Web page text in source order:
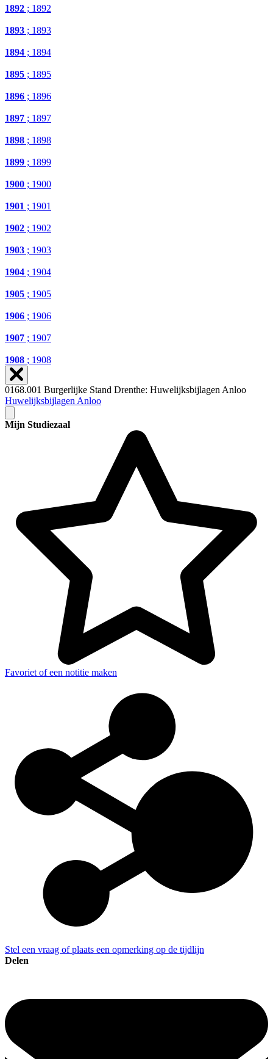
1892 ; 1892
1893 ; 1893
1894 ; 1894
1895 ; 1895
1896 ; 1896
1897 ; 1897
1898 ; 1898
1899 ; 1899
1900 ; 1900
1901 ; 1901
1902 ; 1902
1903 ; 1903
1904 ; 1904
1905 ; 1905
1906 ; 1906
1907 ; 1907
1908 ; 1908
0168.001 Burgerlijke Stand Drenthe: Huwelijksbijlagen Anloo
Huwelijksbijlagen Anloo
Mijn Studiezaal
Favoriet of een notitie maken
Stel een vraag of plaats een opmerking op de tijdlijn
Delen